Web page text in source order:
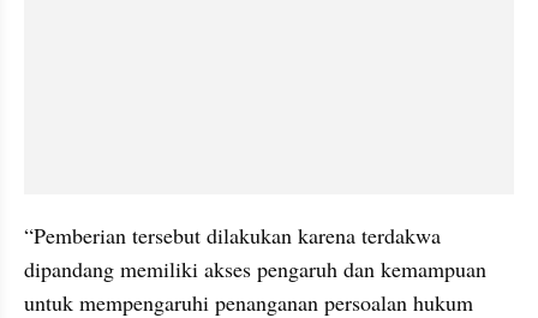
“Pemberian tersebut dilakukan karena terdakwa
dipandang memiliki akses pengaruh dan kemampuan
untuk mempengaruhi penanganan persoalan hukum